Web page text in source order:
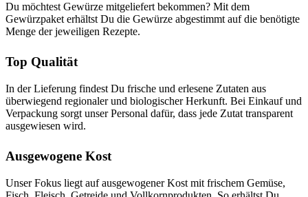
Du möchtest Gewürze mitgeliefert bekommen? Mit dem
Gewürzpaket erhältst Du die Gewürze abgestimmt auf die benötigte
Menge der jeweiligen Rezepte.
Top Qualität
In der Lieferung findest Du frische und erlesene Zutaten aus
überwiegend regionaler und biologischer Herkunft. Bei Einkauf und
Verpackung sorgt unser Personal dafür, dass jede Zutat transparent
ausgewiesen wird.
Ausgewogene Kost
Unser Fokus liegt auf ausgewogener Kost mit frischem Gemüse,